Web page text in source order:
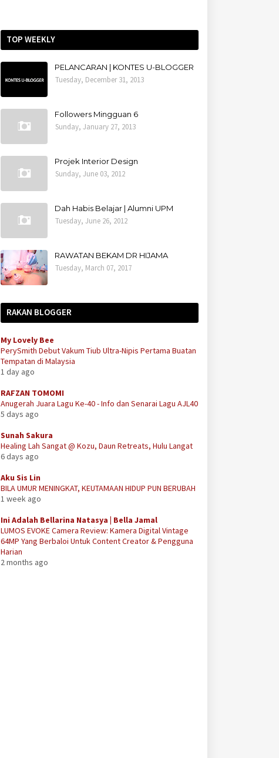
TOP WEEKLY
PELANCARAN | KONTES U-BLOGGER
Tuesday, December 31, 2013
Followers Mingguan 6
Sunday, January 27, 2013
Projek Interior Design
Sunday, June 03, 2012
Dah Habis Belajar | Alumni UPM
Tuesday, June 26, 2012
RAWATAN BEKAM DR HIJAMA
Tuesday, March 07, 2017
RAKAN BLOGGER
My Lovely Bee
PerySmith Debut Vakum Tiub Ultra-Nipis Pertama Buatan
Tempatan di Malaysia
1 day ago
RAFZAN TOMOMI
Anugerah Juara Lagu Ke-40 - Info dan Senarai Lagu AJL40
5 days ago
Sunah Sakura
Healing Lah Sangat @ Kozu, Daun Retreats, Hulu Langat
6 days ago
Aku Sis Lin
BILA UMUR MENINGKAT, KEUTAMAAN HIDUP PUN BERUBAH
1 week ago
Ini Adalah Bellarina Natasya | Bella Jamal
LUMOS EVOKE Camera Review: Kamera Digital Vintage
64MP Yang Berbaloi Untuk Content Creator & Pengguna
Harian
2 months ago